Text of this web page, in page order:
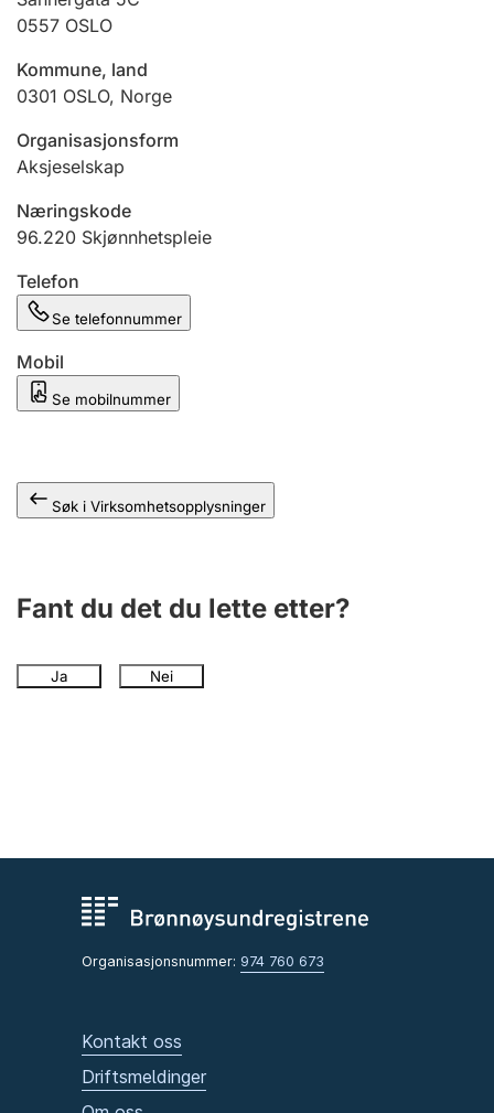
Andre tema
0557 OSLO
Kommune, land
0301 OSLO, Norge
Organisasjonsform
Aksjeselskap
Næringskode
96.220 Skjønnhetspleie
Telefon
Se telefonnummer
Mobil
Se mobilnummer
Søk i Virksomhetsopplysninger
Fant du det du lette etter?
Ja Nei
Organisasjonsnummer: 974 760 673
Kontakt oss
Driftsmeldinger